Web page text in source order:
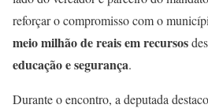
reforçar o compromisso com o
meio milhão de reais em recursos
educação e segurança.
Durante o encontro, a deputada